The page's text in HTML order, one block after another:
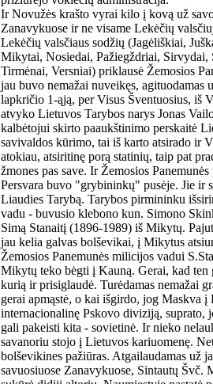
Ir Novužės krašto vyrai kilo į kovą už
Zanavykuose ir ne visame Lekėčių
Lekėčių valsčiaus sodžių (Jagėliškiai,
Mikytai, Nosiedai, Pažiegždriai, Sirvydai,
Tirmėnai, Versniai) priklausė Žemosios
jau buvo nemažai nuveikęs, agituodamas
lapkričio 1-ąją, per Visus Šventuosius, iš
atvyko Lietuvos Tarybos narys Jonas
kalbėtojui skirto paaukštinimo perskaitė
savivaldos kūrimo, tai iš karto atsirado ir
atokiau, atsiritinę porą statinių, taip pat
žmones pas save. Ir Žemosios
Persvara buvo "grybininkų" pusėje. Jie ir
Liaudies Tarybą. Tarybos pirmininku
vadu - buvusio klebono kun. Simono
Simą Stanaitį (1896-1989) iš Mikytų.
jau kelia galvas bolševikai, į Mikytus
Žemosios Panemunės milicijos vadui
Mikytų teko bėgti į Kauną. Gerai, kad ten
kurią ir prisiglaudė. Turėdamas nemažai
gerai apmąstė, o kai išgirdo, jog Maskva į
internacionalinę Pskovo diviziją, suprato,
gali pakeisti kita - sovietinė. Ir nieko
savanoriu stojo į Lietuvos kariuomenę.
bolševikines pažiūras. Atgailaudamas už
savuosiuose Zanavykuose, Sintautų Švč.